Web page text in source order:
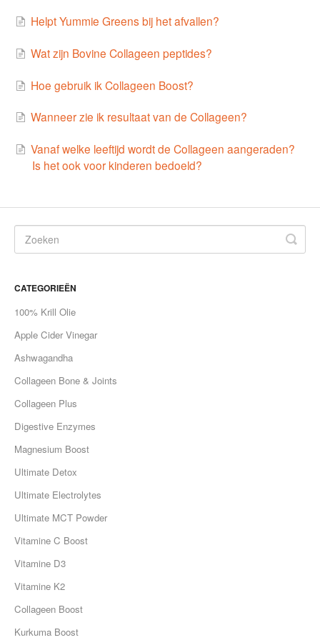
Contact
Helpt Yummie Greens bij het afvallen?
Wat zijn Bovine Collageen peptides?
Hoe gebruik ik Collageen Boost?
Wanneer zie ik resultaat van de Collageen?
Vanaf welke leeftijd wordt de Collageen aangeraden?
Is het ook voor kinderen bedoeld?
CATEGORIEËN
100% Krill Olie
Apple Cider Vinegar
Ashwagandha
Collageen Bone & Joints
Collageen Plus
Digestive Enzymes
Magnesium Boost
Ultimate Detox
Ultimate Electrolytes
Ultimate MCT Powder
Vitamine C Boost
Vitamine D3
Vitamine K2
Collageen Boost
Kurkuma Boost